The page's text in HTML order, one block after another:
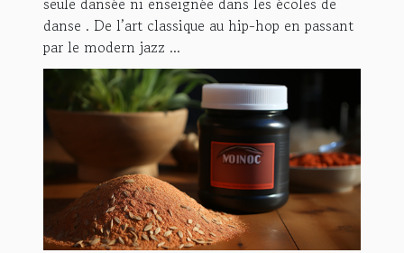
danse . De l’art classique au hip-hop en passant
par le modern jazz ...